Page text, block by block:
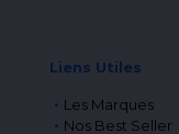
Liens Utiles
Les Marques
Nos Best Seller